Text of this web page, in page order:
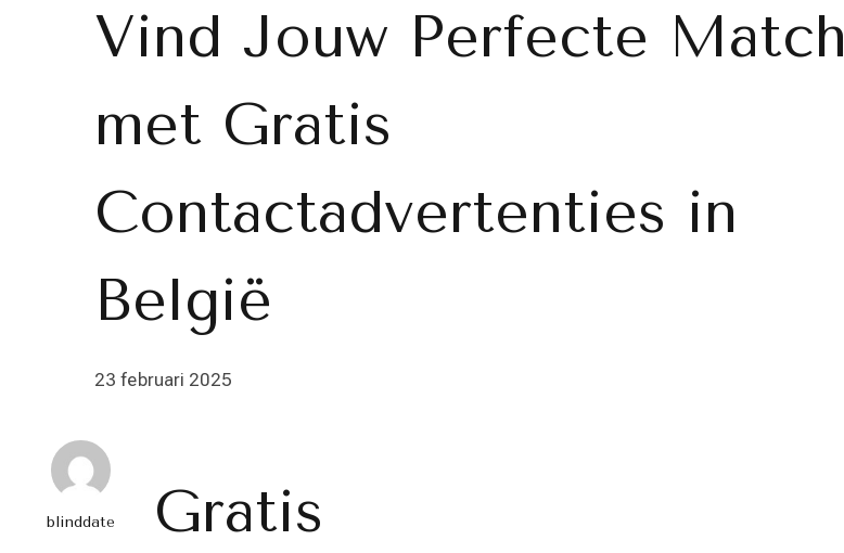
Vind Jouw Perfecte Match
met Gratis
Contactadvertenties in
België
23 februari 2025
blinddate
Gratis